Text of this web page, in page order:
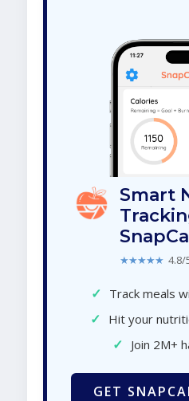
Smart
★★★★★ 4.8/
✓ Track meals
✓ Hit your
✓ Join 2M+
GET